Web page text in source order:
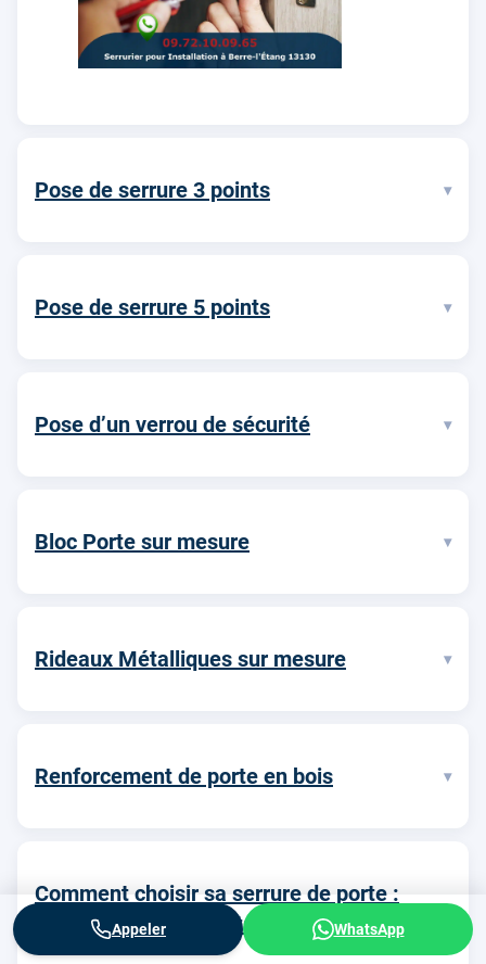
Pose de serrure 3 points ▾
Pose de serrure 5 points ▾
Pose d’un verrou de sécurité ▾
Bloc Porte sur mesure ▾
Rideaux Métalliques sur mesure ▾
Renforcement de porte en bois ▾
Comment choisir sa serrure de porte :
matériaux, types, installation
▾
Appeler
WhatsApp